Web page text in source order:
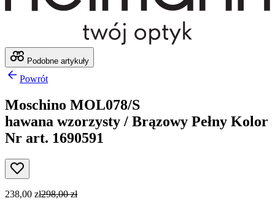
Podobne artykuły
Powrót
Moschino MOL078/S
hawana wzorzysty / Brązowy Pełny Kolor
Nr art. 1690591
238,00 zł298,00 zł